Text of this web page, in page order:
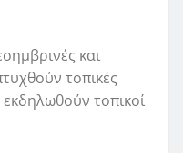
και
τοπικές
εκδηλωθούν τοπικοί